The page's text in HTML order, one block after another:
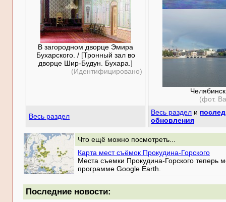
В загородном дворце Эмира
Бухарского. / [Тронный зал во
дворце Шир-Будун. Бухара.]
(Идентифицировано)
Челябинск
(фот.
Весь раздел Весь раздел и
обновления
Что ещё можно посмотреть...
Карта мест съёмок Прокудина-Горского
Места съемки Прокудина-Горского теперь
программе Google Earth.
Последние новости: